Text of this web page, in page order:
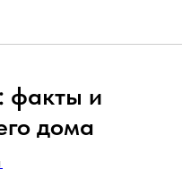
факты и
дома